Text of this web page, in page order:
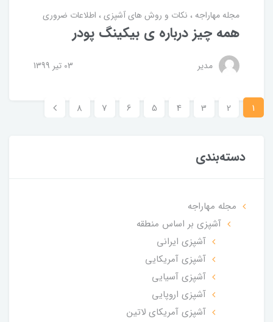
مجله مهاراجه نکات و روش های آشپزی اطلاعات ضروری
همه چیز درباره ی بیکینگ پودر
مدیر 03 تير 1399
1
2
3
4
5
6
7
8
دسته‌بندی
مجله مهاراجه
آشپزی بر اساس منطقه
آشپزی ایرانی
آشپزی آمریکایی
آشپزی آسیایی
آشپزی اروپایی
آشپزی آمریکای لاتین